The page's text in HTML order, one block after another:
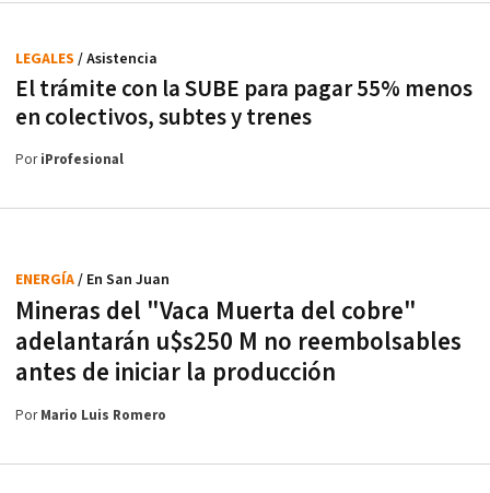
El trámite con la SUBE para pagar 55% menos
en colectivos, subtes y trenes
LEGALES / Asistencia
PoriProfesional
Mineras del "Vaca Muerta del cobre"
adelantarán u$s250 M no reembolsables
antes de iniciar la producción
ENERGÍA/ En San Juan
PorMario Luis Romero